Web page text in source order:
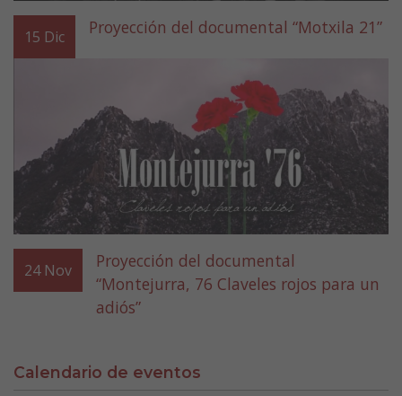
15 Dic Proyección del documental “Motxila 21”
24 Nov
Proyección del documental
“Montejurra, 76 Claveles rojos para un
adiós”
Calendario de eventos